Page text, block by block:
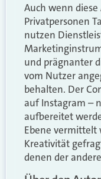
Auch wenn
Privatpersonen
nutzen
und prägnanter
vom Nutzer
behalten. Der
auf Instagram –
aufbereitet
Ebene vermittelt
Kreativität
denen der